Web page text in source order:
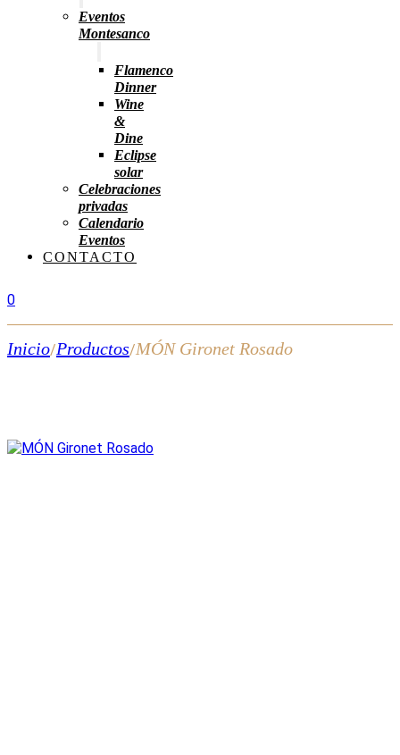
Eventos
Montesanco
Flamenco
Dinner
Wine
&
Dine
Eclipse
solar
Celebraciones
privadas
Calendario
Eventos
CONTACTO
0
Inicio/Productos/MÓN Gironet Rosado